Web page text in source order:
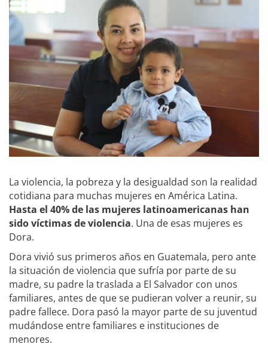
La violencia, la pobreza y la desigualdad son la realidad
cotidiana para muchas mujeres en América Latina.
Hasta el 40% de las mujeres latinoamericanas han
sido víctimas de violencia. Una de esas mujeres es
Dora.
Dora vivió sus primeros años en Guatemala, pero ante
la situación de violencia que sufría por parte de su
madre, su padre la traslada a El Salvador con unos
familiares, antes de que se pudieran volver a reunir, su
padre fallece. Dora pasó la mayor parte de su juventud
mudándose entre familiares e instituciones de
menores.